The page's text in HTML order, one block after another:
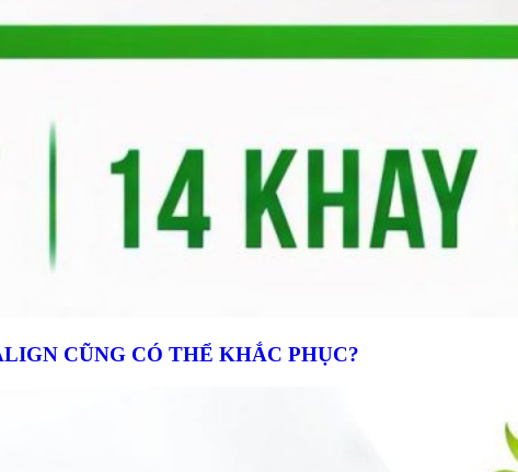
CŨNG CÓ THỂ KHẮC PHỤC?